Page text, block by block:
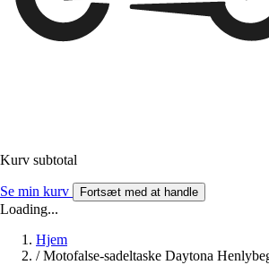
Kurv subtotal
Se min kurv Fortsæt med at handle
Loading...
Hjem
/ Motofalse-sadeltaske Daytona